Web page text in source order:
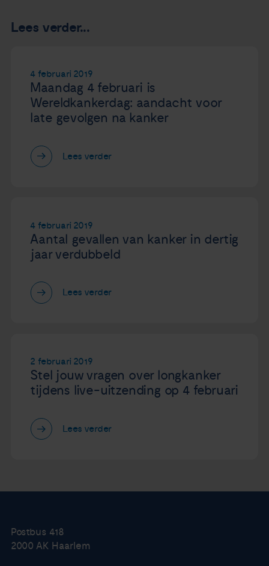
Lees verder...
4 februari 2019
Maandag 4 februari is
Wereldkankerdag: aandacht voor
late gevolgen na kanker
Lees verder
4 februari 2019
Aantal gevallen van kanker in dertig
jaar verdubbeld
Lees verder
2 februari 2019
Stel jouw vragen over longkanker
tijdens live-uitzending op 4 februari
Lees verder
Postbus 418
2000 AK Haarlem